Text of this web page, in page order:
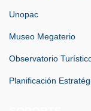
Unopac
Museo Megaterio
Observatorio
Planificación